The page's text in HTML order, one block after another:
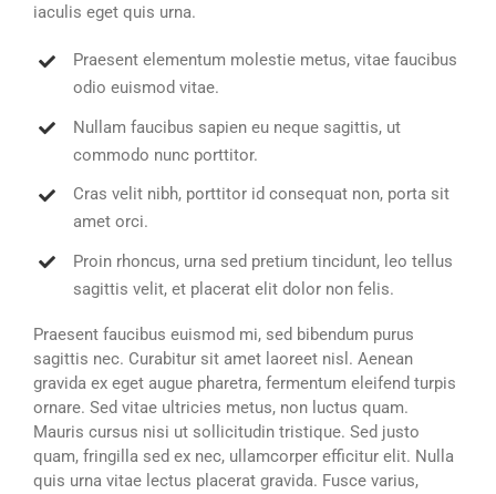
iaculis eget quis urna.
Praesent elementum molestie metus, vitae faucibus
odio euismod vitae.
Nullam faucibus sapien eu neque sagittis, ut
commodo nunc porttitor.
Cras velit nibh, porttitor id consequat non, porta sit
amet orci.
Proin rhoncus, urna sed pretium tincidunt, leo tellus
sagittis velit, et placerat elit dolor non felis.
Praesent faucibus euismod mi, sed bibendum purus
sagittis nec. Curabitur sit amet laoreet nisl. Aenean
gravida ex eget augue pharetra, fermentum eleifend turpis
ornare. Sed vitae ultricies metus, non luctus quam.
Mauris cursus nisi ut sollicitudin tristique. Sed justo
quam, fringilla sed ex nec, ullamcorper efficitur elit. Nulla
quis urna vitae lectus placerat gravida. Fusce varius,